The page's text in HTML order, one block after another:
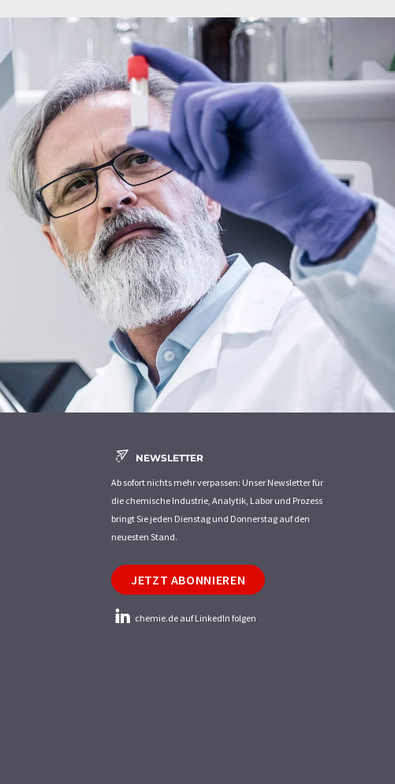
NEWSLETTER
Ab sofort nichts mehr verpassen: Unser Newsletter für
die chemische Industrie, Analytik, Labor und Prozess
bringt Sie jeden Dienstag und Donnerstag auf den
neuesten Stand.
JETZT ABONNIEREN
chemie.de auf LinkedIn folgen